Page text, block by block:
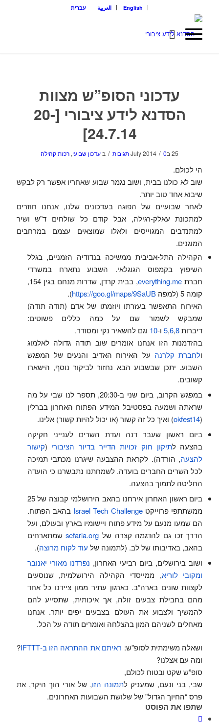
English العربية עברית
עדכוני הסופ”ש מצוות
הסדנא לידע ציבורי [20-
24.7.14]
25 בJuly 2014 / 0 תגובות / בעדכון שבועי, רכזת קהילה
הי לכולם.
שוב לא כולנו בבית, ושוב נגמר שבוע שאחריו אפשר רק לבקש
שיבוא אחד טוב יותר.
לאחר שבועיים של הפוגה בעדכונים שלנו, אנחנו חוזרים
למתכונת עאלק-רגילה, אבל קודם כל שולחים ד”ש ושיר
למתנדבים המגוייסים ולאלו שמוצאים עצמם במרחבים
המוגנים.
הקהילה התל-אביבית ממשיכה בנדודיה הזמניים, בגלל
השיפוץ בקמפוס הגוגלאי. השבוע נתארח במשרדי
חברת everything.me
, בבית קרדן, שדרות מנחם בגין 154,
קומה 5 (למפה
https://goo.gl/maps/9SaUB
).
האירוח התאפשר בעזרתו ויוזמתו של אדם (תודה תודה)
שמבקש לשמור שם על כמה כללים פשוטים:
דיברות
5,6,8 ו-10 וגם להשאיר נקי ומסודר.
בהזדמנות הזו אנחנו אומרים שוב תודה גדולה לאלמוג
ולחברת קלרנה על האירוח האדיב והנעים של המפגש
השבוע. יתכן שבשבוע הבא נחזור לביקור נוסף, הישארו
קשובים.
במפגש הקרוב, ביום שני ב-20:30, תספר לנו שבי על מה
שראתה ושמעה בפסטיבל המידע הפתוח האחרון בברלין
(
okfest14) ואיך כל זה קשור (או יכול להיות קשור) אלינו.
ביום ראשון שעבר דנה ועדת השרים לענייני חקיקה
בהצעה לתיקון חוק זכויות הדייר בדיור הציבורי (קישור
להצעה, הורדה). לקראת ההצבעה שיגרנו מכתבי תמיכה
לכל השרים החברים בועדה. לשמחתנו נתבשרנו כי הועדה
החליטה לתמוך בהצעה.
ביום ראשון האחרון אירחנו בהאב הירושלמי קבוצה של 25
ממשתתפי פרוייקטIsrael Tech Challenge בהאב הפתוח.
הם שמעו מנעם על מידע פתוח ויישומיו בארץ ובעולם, ועל
הדרך זכו גם להדגמה קצרה של sefaria.orgשמתארחים
בהאב, באדיבותו של לב. (לתמונה של עוד לקוח מרוצה).
ושוב בירושלים, ביום רביעי האחרון, נפרדנו מאורי יאנובר
ומקובי לוריא, ממייסדי הקהילה הירושלמית, שנוסעים
לקצוות שונים בארה”ב. כארגון עתיר ממון ציידנו כל אחד
מהם בחבילת צבעים זולה, אך איכותית, שתסייע להם
להמשיך ולצבוע את העולם בצבעים יפים יותר. אנחנו
מאחלים לשניהם המון בהצלחה ואומרים תודה על הכל.
ושאלה משימתית לסופ”ש: ראיתם את ההתראה הזו ב-IFTTT
?
ומה עם אצלנו?
סופ”ש שקט ובטוח לכולם,
שבי, בני ונעם, שמעניק לתמונה הזו, של אורי הוך היקר, את
פרס “החיוך הגדול” של שלושת השבועות האחרונים.
שתפו את הפוסט